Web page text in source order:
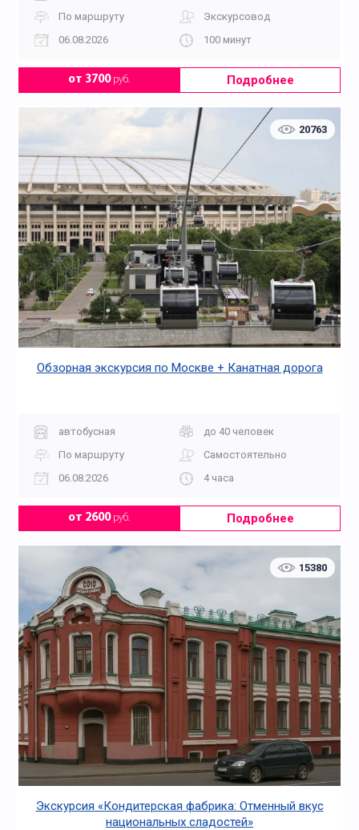
По маршруту
Экскурсовод
06.08.2026
100 минут
от 3700руб. Подробнее
20763
Обзорная экскурсия по Москве + Канатная дорога
автобусная
до 40 человек
По маршруту
Самостоятельно
06.08.2026
4 часа
от 2600руб. Подробнее
15380
Экскурсия «Кондитерская фабрика: Отменный вкус
национальных сладостей»